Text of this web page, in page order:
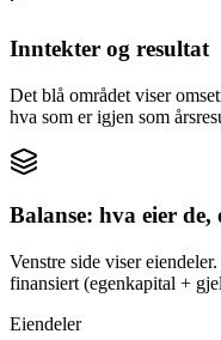
Inntekter og resultat
Det blå området viser
hva som er igjen som
Balanse: hva eier
Venstre side viser
finansiert (egenkapital +
Eiendeler